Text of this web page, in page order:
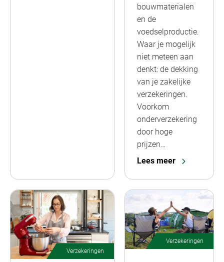
bouwmaterialen
en de
voedselproductie.
Waar je mogelijk
niet meteen aan
denkt: de dekking
van je zakelijke
verzekeringen.
Voorkom
onderverzekering
door hoge
prijzen…
Lees meer
Verzekeringen
Verzekeringen